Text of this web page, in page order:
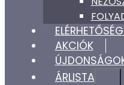
AKCIÓK
ÁRLISTA